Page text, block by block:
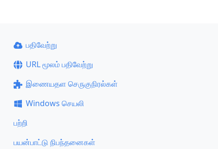
பதிவேற்று
URL மூலம் பதிவேற்று
இணையதள செருகுநிரல்கள்
Windows செயலி
பற்றி
பயன்பாட்டு நிபந்தனைகள்